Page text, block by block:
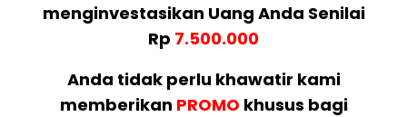
menginvestasikan Uang Anda Senilai
Rp 7.500.000
Anda tidak perlu khawatir kami
memberikan PROMO khusus bagi